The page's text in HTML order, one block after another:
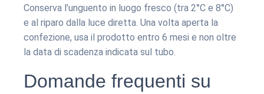
Conserva l’unguento in luogo fresco (tra 2°C e 8°C)
e al riparo dalla luce diretta. Una volta aperta la
confezione, usa il prodotto entro 6 mesi e non oltre
la data di scadenza indicata sul tubo.
Domande frequenti su